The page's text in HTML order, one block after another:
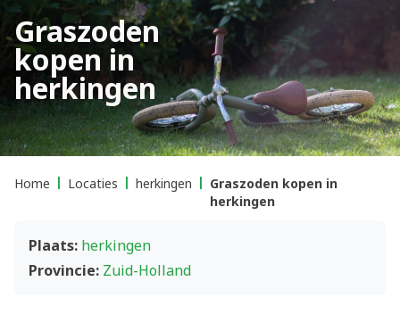
Graszoden
kopen in
herkingen
Home Locaties herkingen
Graszoden kopen in
herkingen
Plaats: herkingen
Provincie: Zuid-Holland